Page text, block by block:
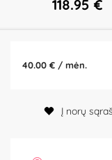
118.95 €
40.00 € / mėn.
Į norų